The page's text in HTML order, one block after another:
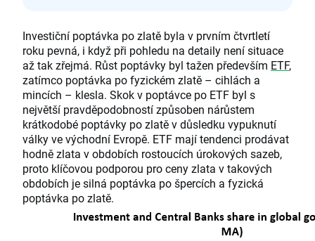
Investiční poptávka po zlatě byla v prvním čtvrtletí
roku pevná, i když při pohledu na detaily není situace
až tak zřejmá. Růst poptávky byl tažen především ETF,
zatímco poptávka po fyzickém zlatě – cihlách a
mincích – klesla. Skok v poptávce po ETF byl s
největší pravděpodobností způsoben nárůstem
krátkodobé poptávky po zlatě v důsledku vypuknutí
války ve východní Evropě. ETF mají tendenci prodávat
hodně zlata v obdobích rostoucích úrokových sazeb,
proto klíčovou podporou pro ceny zlata v takových
obdobích je silná poptávka po špercích a fyzická
poptávka po zlatě.